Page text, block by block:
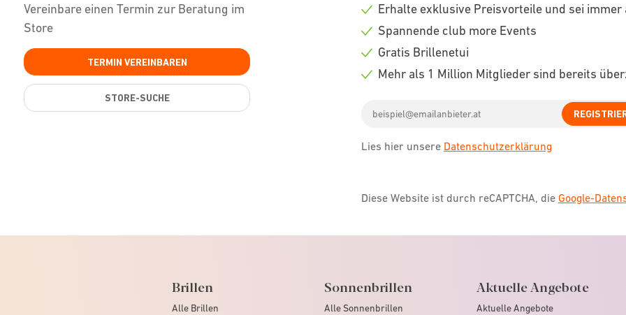
Vereinbare einen Termin zur Beratung im
Store
TERMIN VEREINBAREN
STORE-SUCHE
Check
Erhalte exklusive Preisvorteile und sei
Check
Spannende club more Events
Check
Gratis Brillenetui
Mehr als 1 Million Mitglieder sind bereits
address
Lies hier unsere Datenschutzerklärung
Diese Website ist durch reCAPTCHA, die Google-
Brillen
Alle Brillen
Sonnenbrillen
Alle Sonnenbrillen
Aktuelle Angebote
Aktuelle Angebote